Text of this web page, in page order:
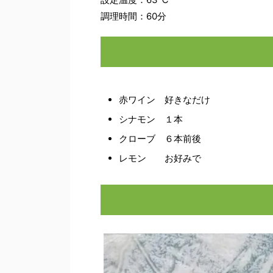
調理時間：60分
赤ワイン 好きなだけ
シナモン １本
クローブ ６本前後
レモン お好みで